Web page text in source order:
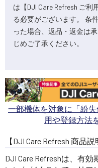
は【DJI Care Refresh ご
る必要がございます。 条
った場合、返品・返金は
じめご了承ください。
一部機体を対象に「紛
用や登録方法
【DJI Care Refresh 商品説
DJI Care Refreshは、有